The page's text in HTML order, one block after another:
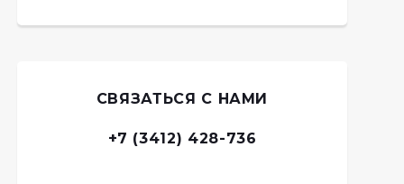
СВЯЗАТЬСЯ С НАМИ
+7 (3412) 428-736